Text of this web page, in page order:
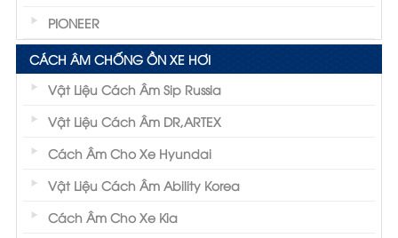
PIONEER
CÁCH ÂM CHỐNG ỒN XE HƠI
Vật Liệu Cách Âm Sip Russia
Vật Liệu Cách Âm DR,ARTEX
Cách Âm Cho Xe Hyundai
Vật Liệu Cách Âm Ability Korea
Cách Âm Cho Xe Kia